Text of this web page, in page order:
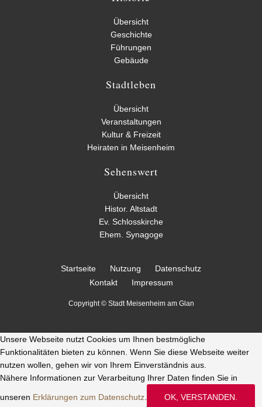
Übersicht
Geschichte
Führungen
Gebäude
Stadtleben
Übersicht
Veranstaltungen
Kultur & Freizeit
Heiraten in Meisenheim
Sehenswert
Übersicht
Histor. Altstadt
Ev. Schlosskirche
Ehem. Synagoge
Startseite Nutzung
Datenschutz
Kontakt
Impressum
Copyright © Stadt Meisenheim am Glan
Unsere Webseite nutzt Cookies um Ihnen bestmögliche
Funktionalitäten bieten zu können. Wenn Sie diese Webseite weiter
nutzen wollen, gehen wir von Ihrem Einverständnis aus.
Nähere Informationen zur Verarbeitung Ihrer Daten finden Sie in
unseren Erklärungen zum Datenschutz OK, VERSTANDEN.